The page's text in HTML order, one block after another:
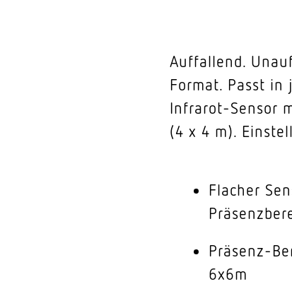
Auffallend.
Format. Passt in
Infrarot-Sensor
(4 x 4 m).
Flacher
Präsenz-
6x6m